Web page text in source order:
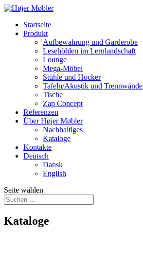
Startseite
Produkt
Aufbewahrung und Garderobe
Lesehöhlen im Lernlandschaft
Lounge
Mega-Möbel
Stühle und Hocker
Tafeln/Akustik und Trennwände
Tische
Zap Concept
Referenzen
Über Højer Møbler
Nachhaltiges
Kataloge
Kontakte
Deutsch
Dansk
English
Seite wählen
Kataloge